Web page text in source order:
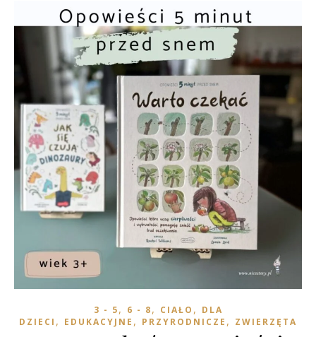
3 - 5, 6 - 8, CIAŁO , DLA
DZIECI , EDUKACYJNE , PRZYRODNICZE , ZWIERZĘTA